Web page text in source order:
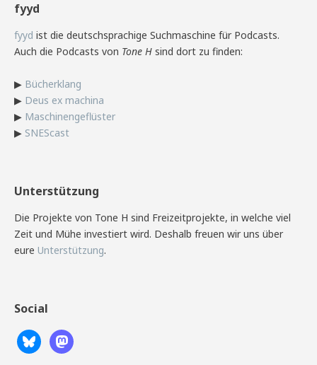
fyyd
fyyd ist die deutschsprachige Suchmaschine für Podcasts.
Auch die Podcasts von Tone H sind dort zu finden:
▶ Bücherklang
▶ Deus ex machina
▶ Maschinengeflüster
▶ SNEScast
Unterstützung
Die Projekte von Tone H sind Freizeitprojekte, in welche viel
Zeit und Mühe investiert wird. Deshalb freuen wir uns über
eure Unterstützung.
Social